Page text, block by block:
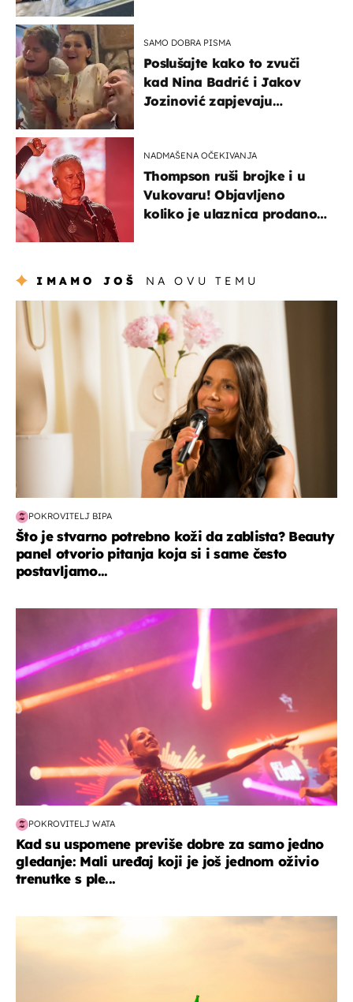
SAMO DOBRA PISMA
Poslušajte kako to zvuči
kad Nina Badrić i Jakov
Jozinović zapjevaju
NADMAŠENA OČEKIVANJA
Thompson ruši brojke i u
Vukovaru! Objavljeno
koliko je ulaznica prodano
IMAMO JOŠ NA OVU TEMU
moda & ljepota
POKROVITELJ BIPA
Što je stvarno potrebno koži da zablista? Beauty
panel otvorio pitanja koja si i same često
postavljamo...
POKROVITELJ WATA
Kad su uspomene previše dobre za samo jedno
gledanje: Mali uređaj koji je još jednom oživio
trenutke s ple...